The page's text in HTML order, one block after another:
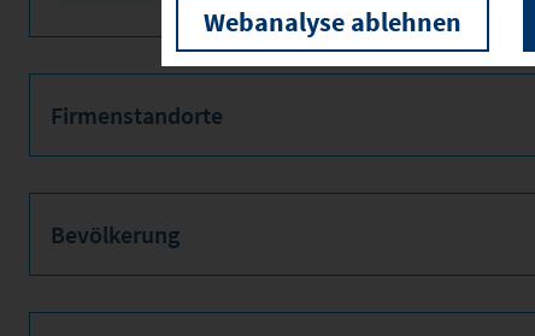
Firmenstandorte
Bevölkerung
Webanalyse ablehnen